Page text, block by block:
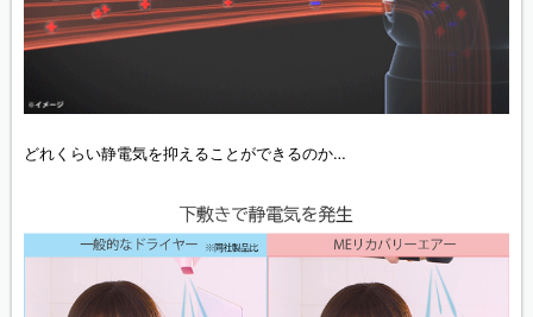
どれくらい静電気を抑えることができるのか…